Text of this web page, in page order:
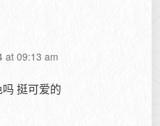
at 09:13 am
挺可爱的